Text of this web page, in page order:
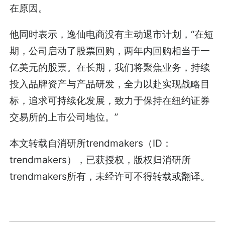
在原因。
他同时表示，逸仙电商没有主动退市计划，“在短
期，公司启动了股票回购，两年内回购相当于一
亿美元的股票。在长期，我们将聚焦业务，持续
投入品牌资产与产品研发，全力以赴实现战略目
标，追求可持续化发展，致力于保持在纽约证券
交易所的上市公司地位。”
本文转载自消研所trendmakers（ID：
trendmakers），已获授权，版权归消研所
trendmakers所有，未经许可不得转载或翻译。